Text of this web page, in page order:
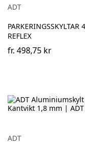
ADT
PARKERINGSSKYLTAR
REFLEX
fr. 498,75 kr
ADT